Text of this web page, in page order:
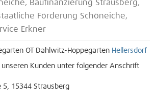
Baufinanzierung Strausberg,
Förderung Schöneiche,
Erkner
OT Dahlwitz-Hoppegarten Hellersdorf
Kunden unter folgender Anschrift
15344 Strausberg